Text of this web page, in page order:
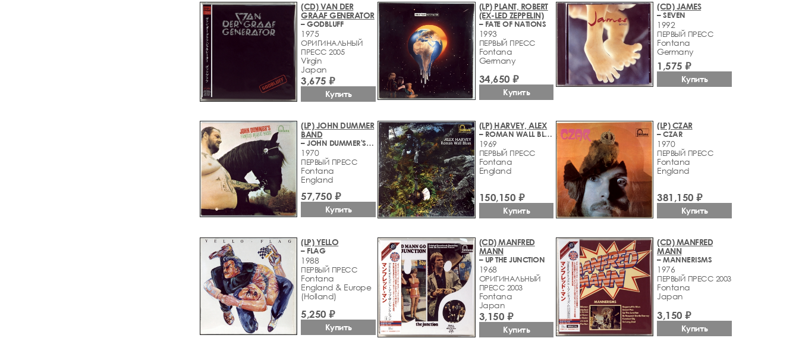
(CD) VAN DER
GRAAF GENERATOR
– GODBLUFF
1975
ОРИГИНАЛЬНЫЙ
ПРЕСС 2005
Virgin
Japan
3,675 ₽
Купить
(LP) PLANT, ROBERT
(EX-LED ZEPPELIN)
– FATE OF NATIONS
1993
ПЕРВЫЙ ПРЕСС
Fontana
Germany
34,650 ₽
Купить
(CD) JAMES
– SEVEN
1992
ПЕРВЫЙ ПРЕСС
Fontana
Germany
1,575 ₽
Купить
(LP) JOHN DUMMER
BAND
– JOHN DUMMER'S FAMOUS MUSIC BAND
1970
ПЕРВЫЙ ПРЕСС
Fontana
England
57,750 ₽
Купить
(LP) HARVEY, ALEX
– ROMAN WALL BLUES
1969
ПЕРВЫЙ ПРЕСС
Fontana
England
150,150 ₽
Купить
(LP) CZAR
– CZAR
1970
ПЕРВЫЙ ПРЕСС
Fontana
England
381,150 ₽
Купить
(LP) YELLO
– FLAG
1988
ПЕРВЫЙ ПРЕСС
Fontana
England & Europe
(Holland)
5,250 ₽
Купить
(CD) MANFRED
MANN
– UP THE JUNCTION
1968
ОРИГИНАЛЬНЫЙ
ПРЕСС 2003
Fontana
Japan
3,150 ₽
Купить
(CD) MANFRED
MANN
– MANNERISMS
1976
ПЕРВЫЙ ПРЕСС 2003
Fontana
Japan
3,150 ₽
Купить